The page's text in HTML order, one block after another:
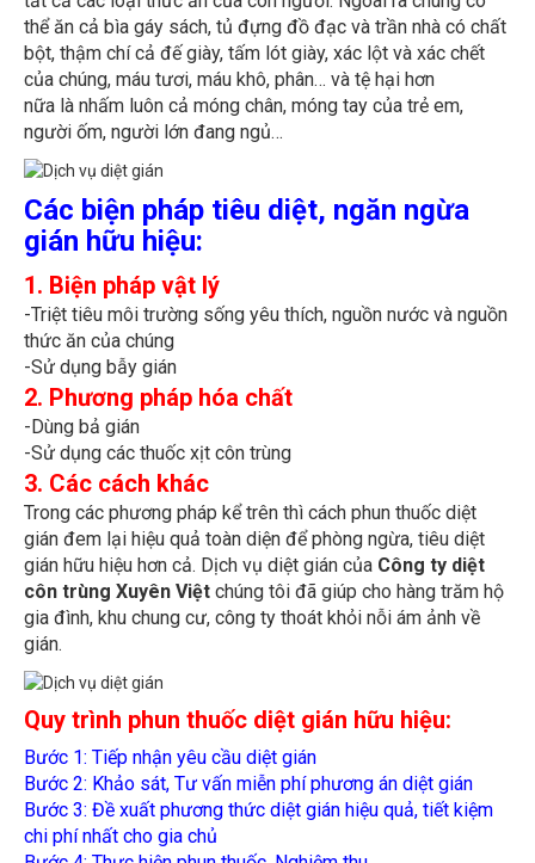
thể ăn cả bìa gáy sách, tủ đựng đồ đạc và trần nhà có chất
bột, thậm chí cả đế giày, tấm lót giày, xác lột và xác chết
của chúng, máu tươi, máu khô, phân… và tệ hại hơn
nữa là nhấm luôn cả móng chân, móng tay của trẻ em,
người ốm, người lớn đang ngủ…
Các biện pháp tiêu diệt, ngăn ngừa
gián hữu hiệu:
1. Biện pháp vật lý
-Triệt tiêu môi trường sống yêu thích, nguồn nước và nguồn
thức ăn của chúng
-Sử dụng bẫy gián
2. Phương pháp hóa chất
-Dùng bả gián
-Sử dụng các thuốc xịt côn trùng
3. Các cách khác
Trong các phương pháp kể trên thì cách phun thuốc diệt
gián đem lại hiệu quả toàn diện để phòng ngừa, tiêu diệt
gián hữu hiệu hơn cả. Dịch vụ diệt gián củaCông ty diệt
côn trùng Xuyên Việt chúng tôi đã giúp cho hàng trăm hộ
gia đình, khu chung cư, công ty thoát khỏi nỗi ám ảnh về
gián.
Quy trình phun thuốc diệt gián hữu hiệu:
Bước 1: Tiếp nhận yêu cầu diệt gián
Bước 2: Khảo sát, Tư vấn miễn phí phương án diệt gián
Bước 3: Đề xuất phương thức diệt gián hiệu quả, tiết kiệm
chi phí nhất cho gia chủ
Bước 4: Thực hiện phun thuốc, Nghiệm thu